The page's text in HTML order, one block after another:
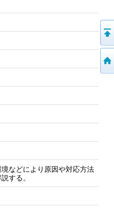
などにより原因や対応方法
する。